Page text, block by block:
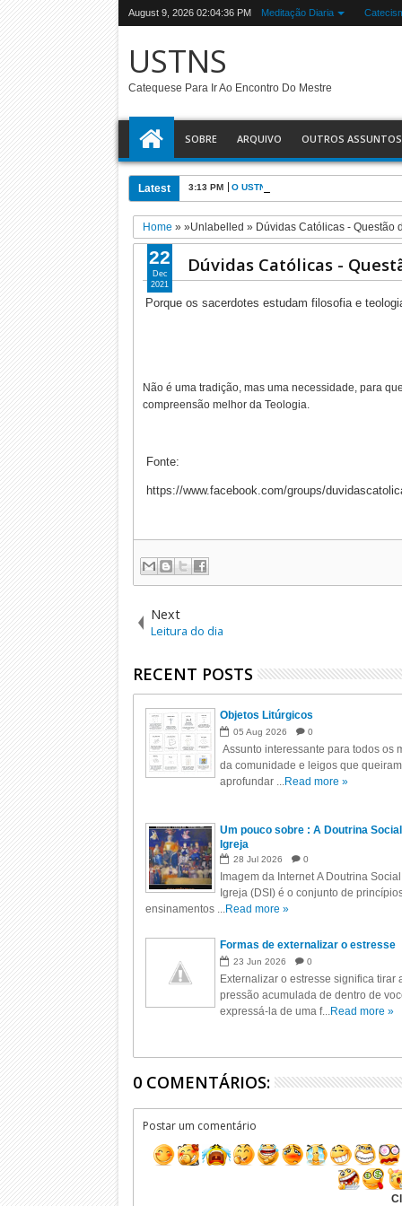
August 9, 2026 02:04:37 PM Meditação Diaria
USTNS
Catequese Para Ir Ao Encontro Do Mestre
SOBRE ARQUIVO OUTROS ASSUNTOS
Latest 3:13 PM O USTNS e a Eucaristia
Home » »Unlabelled » Dúvidas Católicas - Questão
Dúvidas Católicas -
Porque os sacerdotes estudam filosofia e
Não é uma tradição, mas uma necessidade, para
compreensão melhor da Teologia.
Fonte:
https://www.facebook.com/groups/
22
Dec
2021
Next
Leitura do dia
RECENT POSTS
Objetos Litúrgicos
05 Aug 2026 0
Assunto interessante para todos os
da comunidade e leigos que
aprofundar ...Read more »
Um pouco sobre : A Doutrina
Igreja
28 Jul 2026 0
Imagem da Internet A Doutrina
Igreja (DSI) é o conjunto de
ensinamentos ...Read more »
Formas de externalizar o estresse
23 Jun 2026 0
Externalizar o estresse significa tirar
pressão acumulada de dentro de
expressá-la de uma f...Read more »
0 COMENTÁRIOS:
Postar um comentário